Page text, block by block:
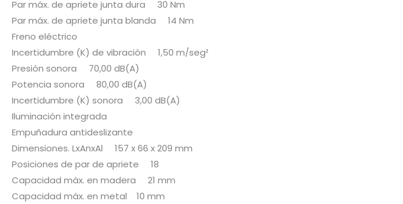
Par máx. de apriete junta dura 30 Nm
Par máx. de apriete junta blanda 14 Nm
Freno eléctrico
Incertidumbre (K) de vibración 1,50 m/seg²
Presión sonora 70,00 dB(A)
Potencia sonora 80,00 dB(A)
Incertidumbre (K) sonora 3,00 dB(A)
Iluminación integrada
Empuñadura antideslizante
Dimensiones. LxAnxAl 157 x 66 x 209 mm
Posiciones de par de apriete 18
Capacidad máx. en madera 21 mm
Capacidad máx. en metal 10 mm